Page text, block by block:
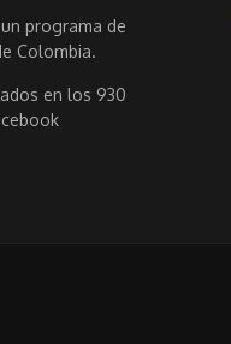
programa de
Colombia.
en los 930